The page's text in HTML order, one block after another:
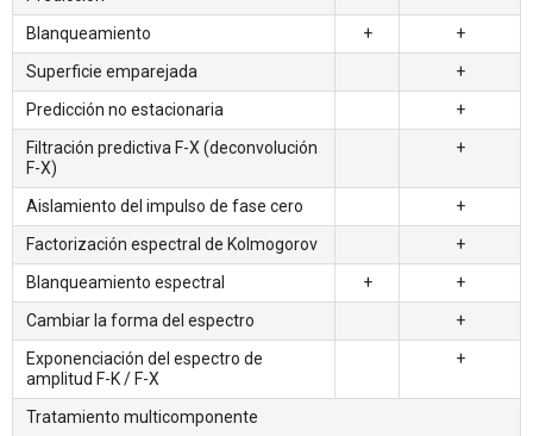
Blanqueamiento
+
+
Superficie emparejada
+
Predicción no estacionaria
+
Filtración predictiva F-X (deconvolución
F-X)
+
Aislamiento del impulso de fase cero
+
Factorización espectral de Kolmogorov
+
Blanqueamiento espectral
+
+
Cambiar la forma del espectro
+
Exponenciación del espectro de
amplitud F-K / F-X
+
Tratamiento multicomponente